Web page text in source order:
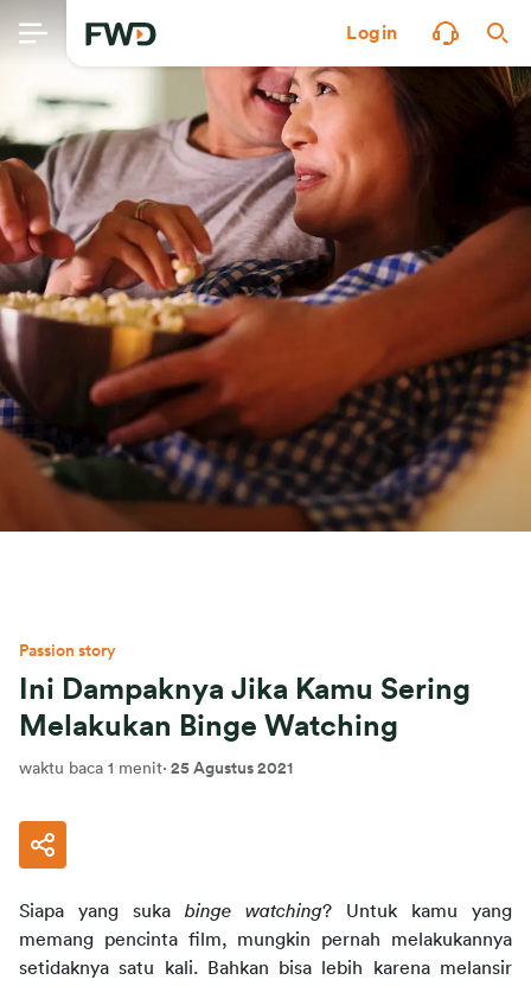
Login
Passion story
Ini Dampaknya Jika Kamu Sering
Melakukan Binge Watching
waktu baca 1 menit· 25 Agustus 2021
Siapa yang suka binge watching? Untuk kamu yang
memang pencinta film, mungkin pernah melakukannya
setidaknya satu kali. Bahkan bisa lebih karena melansir